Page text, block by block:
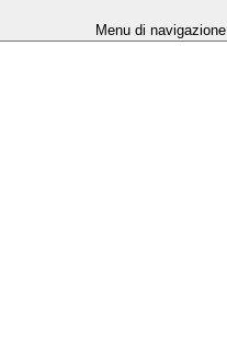
Menu di navigazione